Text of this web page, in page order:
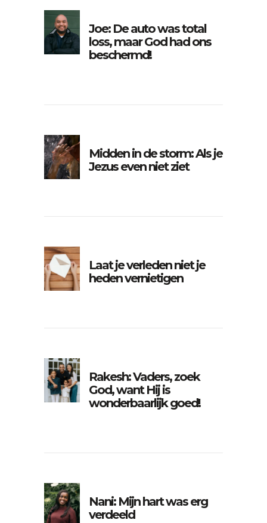
Joe: De auto was total
loss, maar God had ons
beschermd!
Midden in de storm: Als je
Jezus even niet ziet
Laat je verleden niet je
heden vernietigen
Rakesh: Vaders, zoek
God, want Hij is
wonderbaarlijk goed!
Nani: Mijn hart was erg
verdeeld